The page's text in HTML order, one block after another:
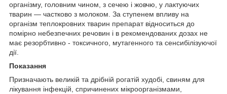
організму, головним чином, з сечею і жовчю, у лактуючих
тварин — частково з молоком. За ступенем впливу на
організм теплокровних тварин препарат відноситься до
помірно небезпечних речовин і в рекомендованих дозах не
має резорбтивно - токсичного, мутагенного та сенсибілізуючої
дії.
Показання
Призначають великій та дрібній рогатій худобі, свиням для
лікування інфекцій, спричинених мікроорганізмами,